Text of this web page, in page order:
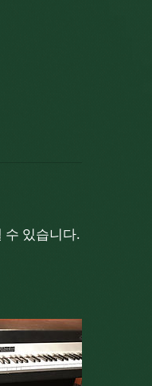
수 있습니다.